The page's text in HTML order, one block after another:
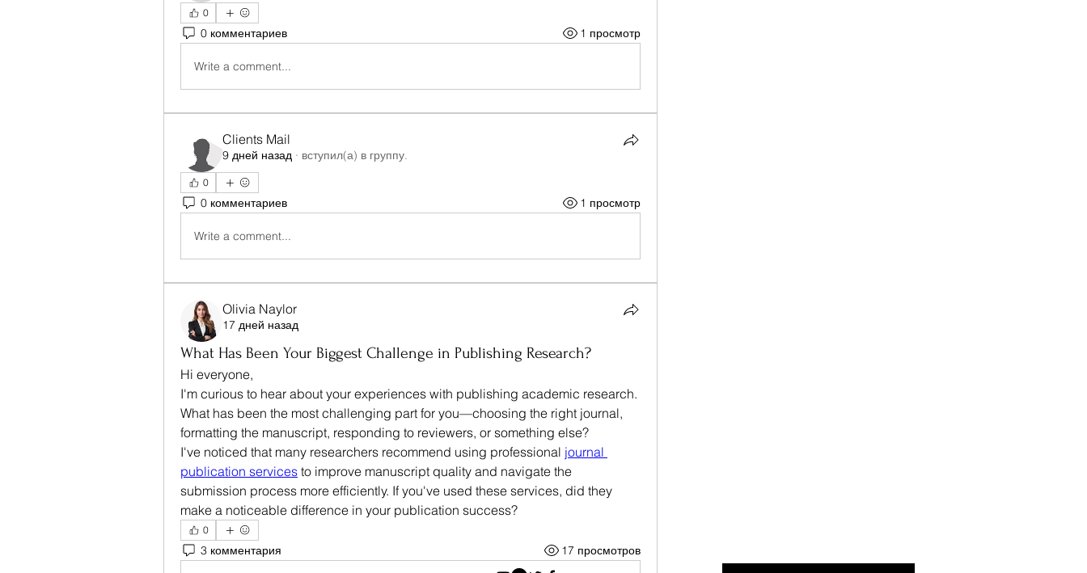
0
0 комментариев 1 просмотр
Write a comment...
Clients Mail
9 дней назад · вступил(а) в группу.
0
0 комментариев 1 просмотр
Write a comment...
Olivia Naylor
17 дней назад
What Has Been Your Biggest Challenge in Publishing Research?
Hi everyone,
I'm curious to hear about your experiences with publishing academic research.
What has been the most challenging part for you—choosing the right journal,
formatting the manuscript, responding to reviewers, or something else?
I've noticed that many researchers recommend using professional journal
publication services to improve manuscript quality and navigate the
submission process more efficiently. If you've used these services, did they
make a noticeable difference in your publication success?
0
3 комментария 17 просмотров